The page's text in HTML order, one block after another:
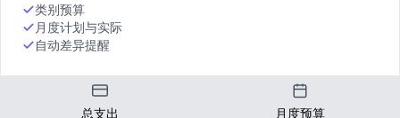
类别预算
月度计划与实际
自动差异提醒
总支出 月度预算